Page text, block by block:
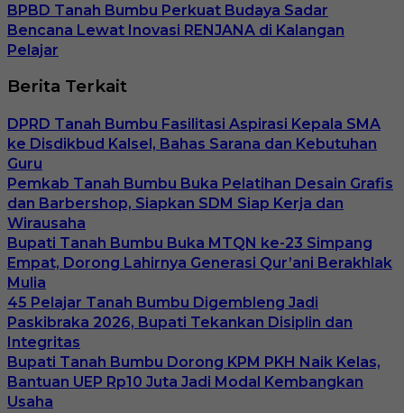
BPBD Tanah Bumbu Perkuat Budaya Sadar
Bencana Lewat Inovasi RENJANA di Kalangan
Pelajar
Berita Terkait
DPRD Tanah Bumbu Fasilitasi Aspirasi Kepala SMA
ke Disdikbud Kalsel, Bahas Sarana dan Kebutuhan
Guru
Pemkab Tanah Bumbu Buka Pelatihan Desain Grafis
dan Barbershop, Siapkan SDM Siap Kerja dan
Wirausaha
Bupati Tanah Bumbu Buka MTQN ke-23 Simpang
Empat, Dorong Lahirnya Generasi Qur’ani Berakhlak
Mulia
45 Pelajar Tanah Bumbu Digembleng Jadi
Paskibraka 2026, Bupati Tekankan Disiplin dan
Integritas
Bupati Tanah Bumbu Dorong KPM PKH Naik Kelas,
Bantuan UEP Rp10 Juta Jadi Modal Kembangkan
Usaha